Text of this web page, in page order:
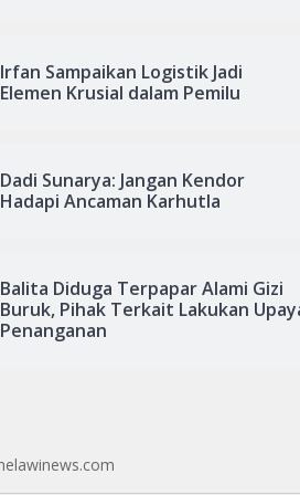
Irfan Sampaikan Logistik Jadi
Elemen Krusial dalam Pemilu
Dadi Sunarya: Jangan Kendor
Hadapi Ancaman Karhutla
Balita Diduga Terpapar Alami Gizi
Buruk, Pihak Terkait Lakukan
Penanganan